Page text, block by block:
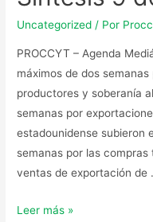
Uncategorized / Por
PROCCYT – Agenda
máximos de dos
productores y soberanía
semanas por
estadounidense subieron
semanas por las
ventas de exportación de
Leer más »